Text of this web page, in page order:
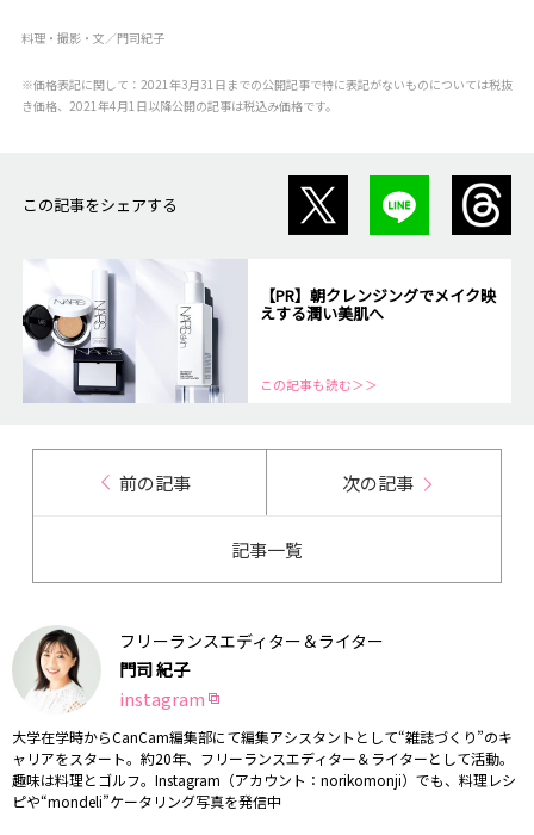
料理・撮影・文／門司紀子
※価格表記に関して：2021年3月31日までの公開記事で特に表記がないものについては税抜
き価格、2021年4月1日以降公開の記事は税込み価格です。
この記事をシェアする
【PR】朝クレンジングでメイク映
えする潤い美肌へ
この記事も読む＞＞
前の記事 次の記事
記事一覧
フリーランスエディター＆ライター
門司 紀子
instagram
大学在学時からCanCam編集部にて編集アシスタントとして“雑誌づくり”のキ
ャリアをスタート。約20年、フリーランスエディター＆ライターとして活動。
趣味は料理とゴルフ。Instagram（アカウント：norikomonji）でも、料理レシ
ピや“mondeli”ケータリング写真を発信中